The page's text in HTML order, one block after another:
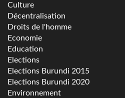
Culture
Décentralisation
Droits de l'homme
Economie
Education
Elections
Elections Burundi 2015
Elections Burundi 2020
Environnement